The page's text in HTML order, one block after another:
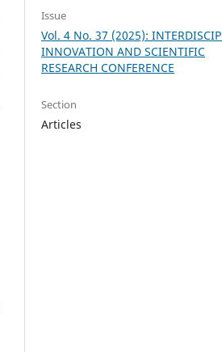
Issue
Vol. 4 No. 37 (2025):
INNOVATION AND SCIENTIFIC
RESEARCH CONFERENCE
Section
Articles